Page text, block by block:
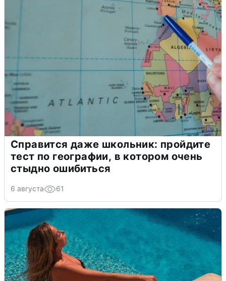
Справится даже школьник: пройдите
тест по географии, в котором очень
стыдно ошибиться
6 августа 61